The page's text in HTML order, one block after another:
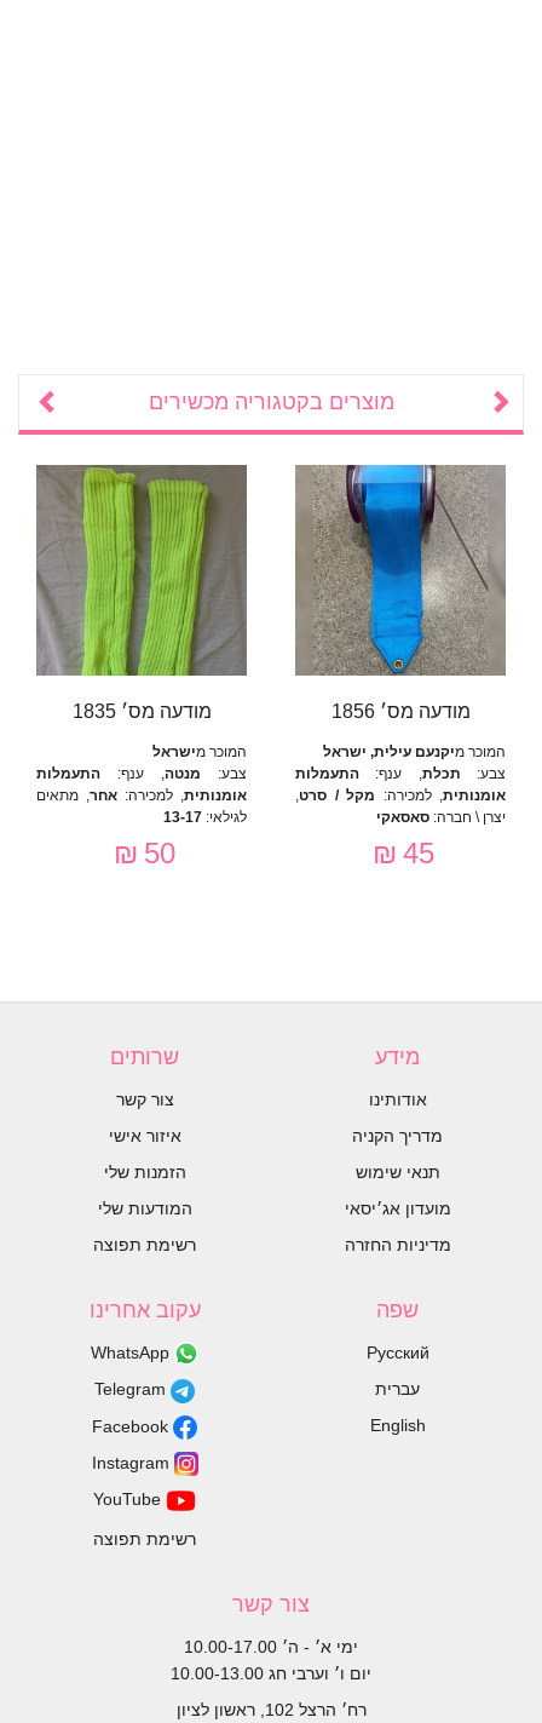
מוצרים בקטגוריה מכשירים
מודעה מס׳ 1856
המוכר מיקנעם עילית, ישראל
צבע: תכלת, ענף: התעמלות
אומנותית, למכירה: מקל / סרט,
יצרן \ חברה: סאסאקי
45 ₪
מודעה מס׳ 1835
המוכר מישראל
צבע: מנטה, ענף: התעמלות
אומנותית, למכירה: אחר, מתאים
לגילאי: 13-17
50 ₪
מידע
אודותינו
מדריך הקניה
תנאי שימוש
מועדון אג׳יסאי
מדיניות החזרה
שרותים
צור קשר
איזור אישי
הזמנות שלי
המודעות שלי
רשימת תפוצה
שפה
Русский
עברית
English
עקוב אחרינו
רשימת תפוצה
צור קשר
ימי א׳ - ה׳ 10.00-17.00
יום ו׳ וערבי חג 10.00-13.00
רח׳ הרצל 102, ראשון לציון